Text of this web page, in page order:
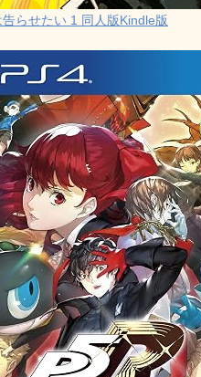
らせたい 1 同人版Kindle版